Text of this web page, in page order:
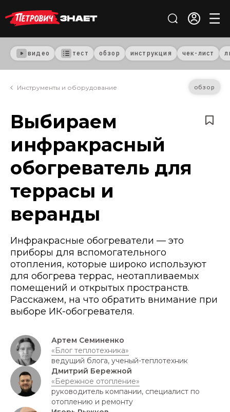
видео тест обзор инструкция чек-лист
Инструменты и оборудование обзор
Выбираем
инфракрасный
обогреватель для
террасы и
веранды
Артем Семиненко
«Блог теплотехника»
ведущий блога, ученый-теплотехник
Дмитрий Бережной
«Бережное отопление»
руководитель компании, специалист по
отоплению и ремонту
Инфракрасные обогреватели — это
приборы для вспомогательного
отопления, которые широко используют
для обогрева террас, неотапливаемых
помещений и открытых пространств.
Расскажем, на что обратить внимание при
выборе ИК-обогревателя.